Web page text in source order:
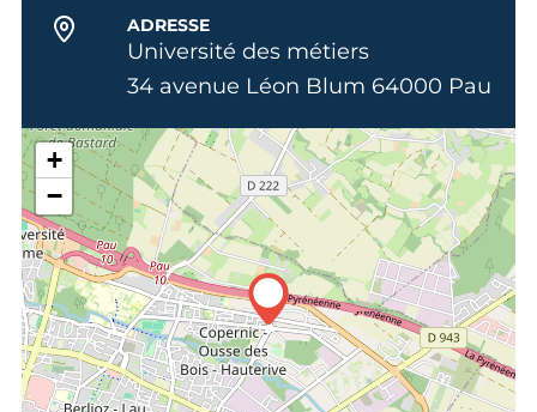
ADRESSE
Université des métiers
34 avenue Léon Blum 64000 Pau
+
−